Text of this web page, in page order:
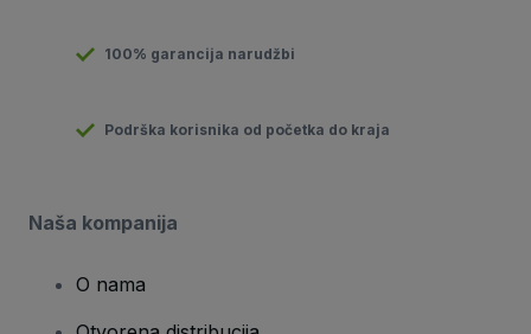
100% garancija narudžbi
Podrška korisnika od početka do kraja
Naša kompanija
O nama